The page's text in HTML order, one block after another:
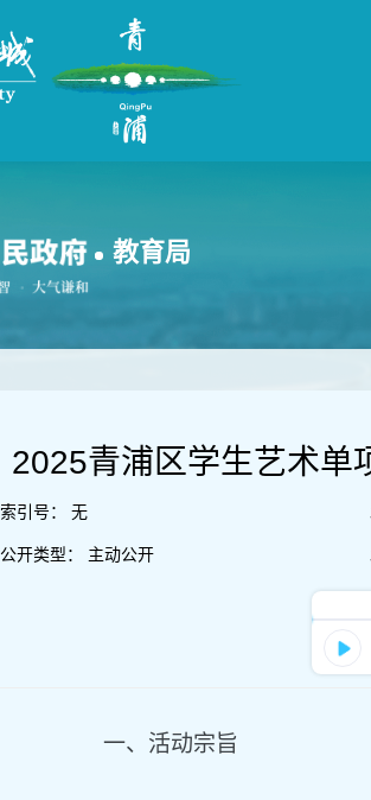
教育局
2025青浦区学生艺术单
索引号： 无
公开类型： 主动公开
一、活动宗旨